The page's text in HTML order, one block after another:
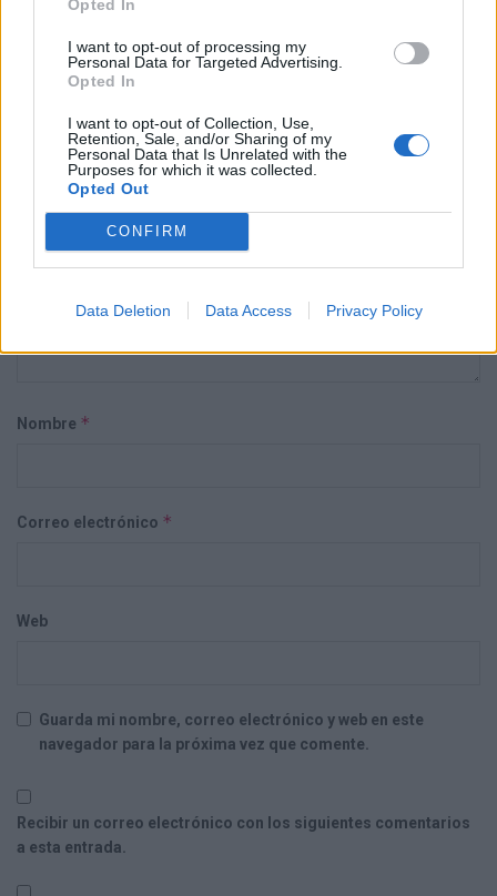
Opted In
I want to opt-out of processing my
Personal Data for Targeted Advertising.
Opted In
I want to opt-out of Collection, Use,
Retention, Sale, and/or Sharing of my
Personal Data that Is Unrelated with the
Purposes for which it was collected.
Opted Out
CONFIRM
Data Deletion Data Access Privacy Policy
Deja una respuesta
Tu dirección de correo electrónico no será publicada.
Comentario*
Nombre *
Correo electrónico *
Web
Guarda mi nombre, correo electrónico y web en este
navegador para la próxima vez que comente.
Recibir un correo electrónico con los siguientes comentarios
a esta entrada.